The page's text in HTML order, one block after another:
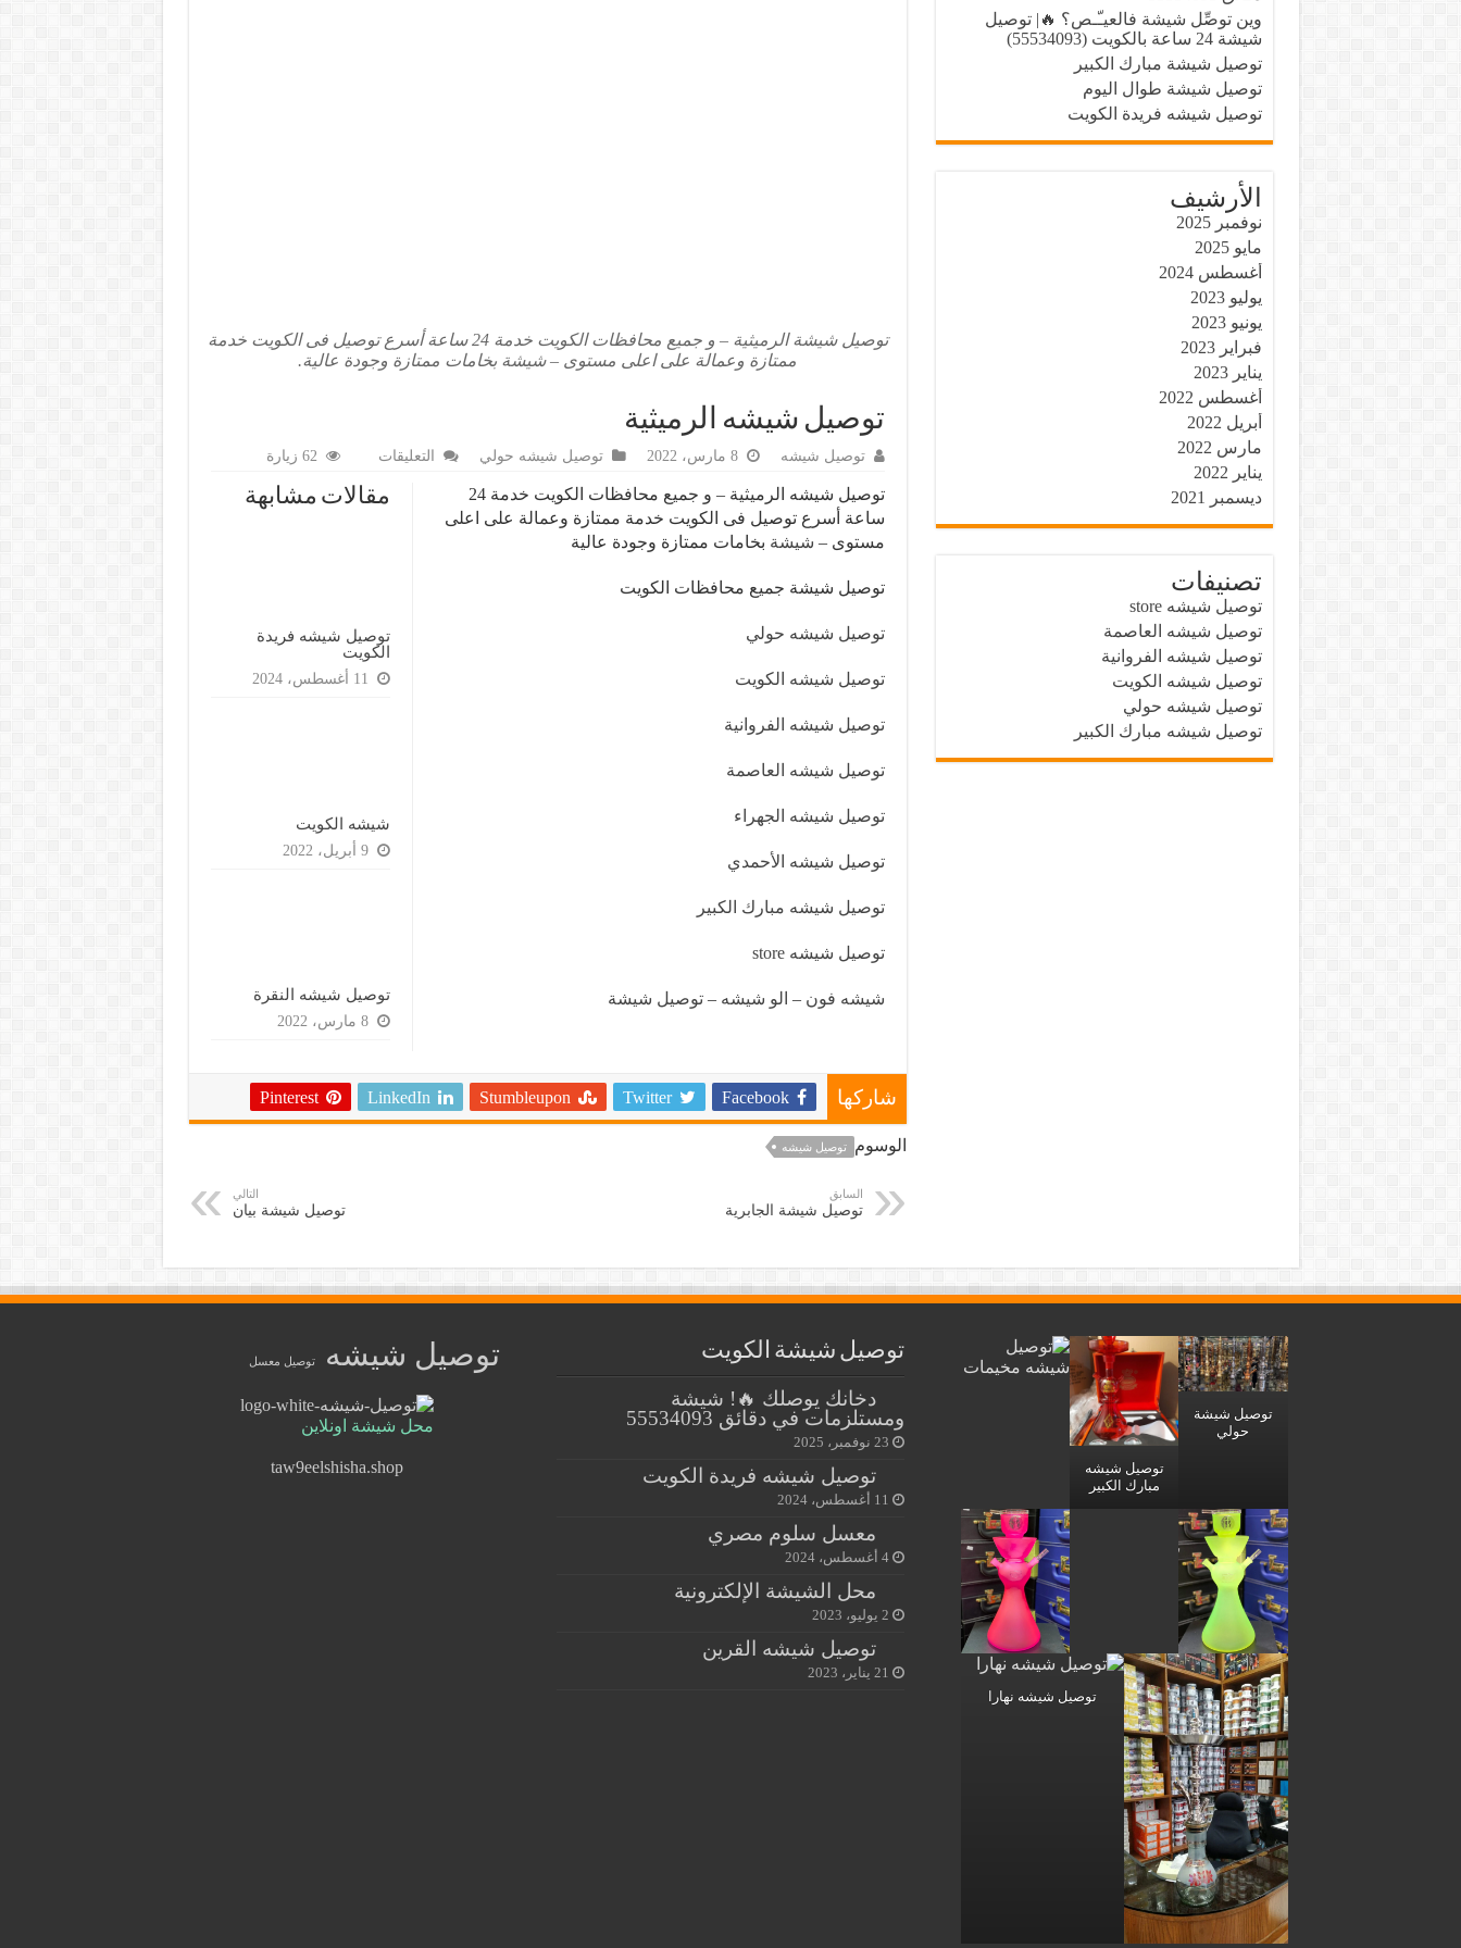
توصيل شيشه فريدة الكويت
معسل سلوم مصري
محل الشيشة الإلكترونية
شيشه الكويت 24
توصيل شيشه القرين
توصيل شيشة الرميثية – و جميع محافظات الكويت خدمة 24 ساعة أسرع توصيل فى الكويت خدمة
ممتازة وعمالة على اعلى مستوى – شيشة بخامات ممتازة وجودة عالية.
توصيل شيشه الرميثية
توصيل شيشه 8 مارس، 2022 توصيل شيشه حولي التعليقات
شيشه
62 زيارة
مقالات مشابهة
توصيل شيشه فريدة
الكويت
11 أغسطس، 2024
شيشه الكويت
9 أبريل، 2022
توصيل شيشه النقرة
8 مارس، 2022
توصيل شيشه الرميثية – و جميع محافظات الكويت خدمة 24
ساعة أسرع توصيل فى الكويت خدمة ممتازة وعمالة على اعلى
مستوى – شيشة بخامات ممتازة وجودة عالية
توصيل شيشة جميع محافظات الكويت
توصيل شيشه حولي
توصيل شيشه الكويت
توصيل شيشه الفروانية
توصيل شيشه العاصمة
توصيل شيشه الجهراء
توصيل شيشه الأحمدي
توصيل شيشه مبارك الكبير
توصيل شيشه store
شيشه فون – الو شيشه –توصيل شيشة
شاركها Facebook
Twitter
Stumbleupon
LinkedIn
Pinterest
الوسوم توصيل شيشه
السابق
توصيل شيشة الجابرية
التالي
توصيل شيشة بيان
وين توصِّل شيشة فالعيـّـص؟ 🔥| توصيل
شيشة 24 ساعة بالكويت (55534093)
توصيل شيشة مبارك الكبير
توصيل شيشة طوال اليوم
توصيل شيشه فريدة الكويت
الأرشيف
نوفمبر 2025
مايو 2025
أغسطس 2024
يوليو 2023
يونيو 2023
فبراير 2023
يناير 2023
أغسطس 2022
أبريل 2022
مارس 2022
يناير 2022
ديسمبر 2021
تصنيفات
توصيل شيشه store
توصيل شيشه العاصمة
توصيل شيشه الفروانية
توصيل شيشه الكويت
توصيل شيشه حولي
توصيل شيشه مبارك الكبير
توصيل شيشة
حولي
توصيل شيشه
مبارك الكبير
توصيل شيشه نهارا
توصيل شيشة الكويت
دخانك يوصلك 🔥! شيشة
ومستلزمات في دقائق 55534093
23 نوفمبر، 2025
توصيل شيشه فريدة الكويت
11 أغسطس، 2024
معسل سلوم مصري
4 أغسطس، 2024
محل الشيشة الإلكترونية
2 يوليو، 2023
توصيل شيشه القرين
21 يناير، 2023
توصيل شيشه توصيل معسل
محل شيشة اونلاين
taw9eelshisha.shop